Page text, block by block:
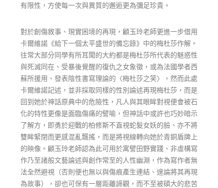
有限性，方使每一次與異質的邂逅更為彌足珍貴。
對於創傷敘事、現實困境的再現，顧玉玲老師更進一步借用
卡爾維諾《給下一個太平盛世的備忘錄》中的梅杜莎作解。
往常大部分同學有所耳聞的大約都是梅杜莎所代表的魅惑性
與死滅同在、受暴後覺醒的復仇之女象徵，或為法國學者西
蘇所援用、發表陰性書寫理論的〈梅杜莎之笑〉，然而此處
卡爾維諾記述，並非採取同樣的性別論述再現梅杜莎，而是
回到她於神話原典中的危險性，凡人與其眼眸對視便會被石
化的特性更像是面臨傷痛的譬喻，但神話中或許也巧妙暗示
了解方，即勇於迎戰的柏修斯不直視蛇髮女妖的臉、亦不將
雙眸緊閉而更感混亂飄搖，而是將視線轉向她於青銅盾牌上
的映像。顧玉玲老師認為此可用於寓譬田野實踐、非虛構寫
作乃至諸般文藝論述與創作常至的人性幽淵，作為寫作者無
法全然避視（否則便也無以與傷痕產生連結、遑論將其再現
為故事），卻也可保有一層距離諦觀，而不至被碩大的悲苦